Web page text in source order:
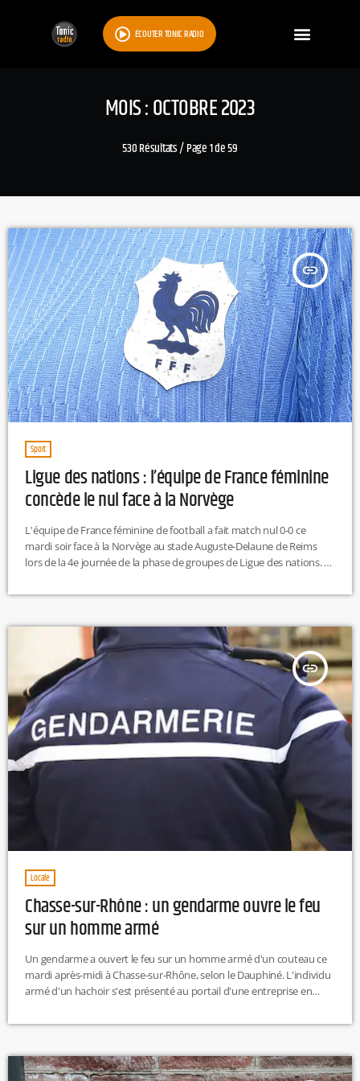
ÉCOUTER TONIC RADIO
MOIS : OCTOBRE 2023
530 Résultats / Page 1 de 59
insert_link
Sport
Ligue des nations : l’équipe de France féminine
concède le nul face à la Norvège
L'équipe de France féminine de football a fait match nul 0-0 ce
mardi soir face à la Norvège au stade Auguste-Delaune de Reims
lors de la 4e journée de la phase de groupes de Ligue des nations. Il
qui restait sur trois victoires en autant de rencontres depuis leur
[…]
insert_link
Locale
Chasse-sur-Rhône : un gendarme ouvre le feu
sur un homme armé
Un gendarme a ouvert le feu sur un homme armé d'un couteau ce
mardi après-midi à Chasse-sur-Rhône, selon le Dauphiné. L'individu
armé d'un hachoir s'est présenté au portail d'une entreprise en
main et à une cuisse par les tirs d'un gendarme. Il a été transporté à